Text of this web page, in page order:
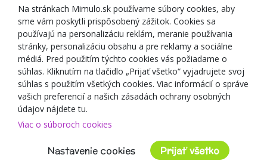
Zľavové kupóny
Blog
O predajcovi
Mimulo.sk
Obchodné podmienky
Ochrana osobných údajov GDPR
Kontakty
Spolupracujeme
Na stránkach Mimulo.sk používame súbory cookies, aby
sme vám poskytli prispôsobený zážitok. Cookies sa
používajú na personalizáciu reklám, meranie používania
stránky, personalizáciu obsahu a pre reklamy a sociálne
médiá. Pred použitím týchto cookies vás požiadame o
súhlas. Kliknutím na tlačidlo „Prijať všetko“ vyjadrujete svoj
súhlas s použitím všetkých cookies. Viac informácií o správe
vašich preferencií a našich zásadách ochrany osobných
údajov nájdete tu.
Viac o súboroch cookies
Nastavenie cookies Prijať všetko